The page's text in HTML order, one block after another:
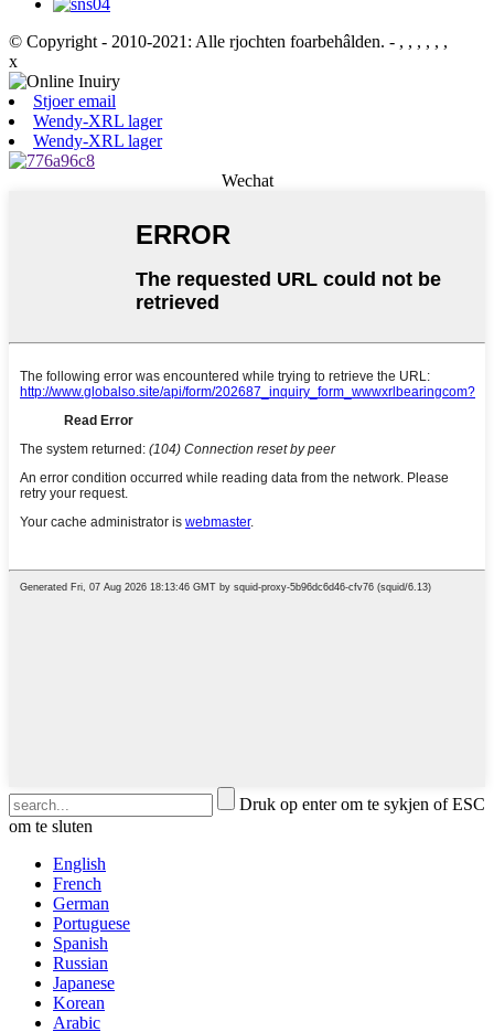
© Copyright - 2010-2021: Alle rjochten foarbehâlden. - , , , , , ,
x
Stjoer email
Wendy-XRL lager
Wendy-XRL lager
Wechat
Druk op enter om te sykjen of ESC
om te sluten
English
French
German
Portuguese
Spanish
Russian
Japanese
Korean
Arabic